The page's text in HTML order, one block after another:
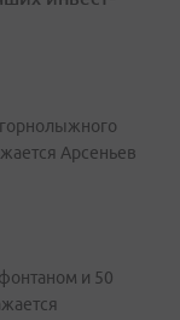
Арсеньев
и 50